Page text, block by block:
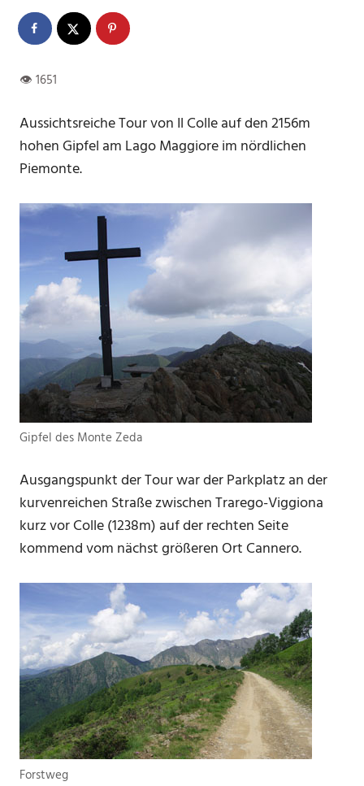
Aussichtsreiche Tour von Il Colle auf den 2156m
hohen Gipfel am Lago Maggiore im nördlichen
Piemonte.
Gipfel des Monte Zeda
Ausgangspunkt der Tour war der Parkplatz an der
kurvenreichen Straße zwischen Trarego-Viggiona
kurz vor Colle (1238m) auf der rechten Seite
kommend vom nächst größeren Ort Cannero.
Forstweg